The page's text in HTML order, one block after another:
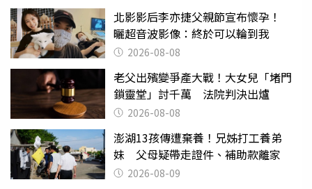
北影影后李亦捷父親節宣布懷孕！
曬超音波影像：終於可以輪到我
2026-08-08
老父出殯變爭產大戰！大女兒「堵門
鎖靈堂」討千萬 法院判決出爐
2026-08-08
澎湖13孩傳遭棄養！兄姊打工養弟
妹 父母疑帶走證件、補助款離家
2026-08-09